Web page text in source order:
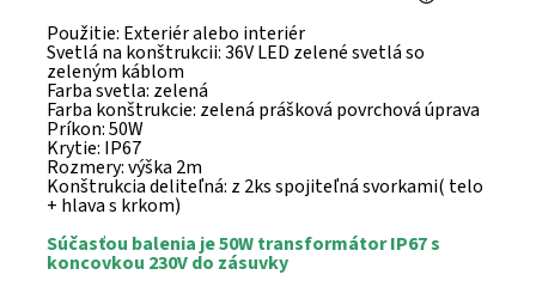
Použitie: Exteriér alebo interiér
Svetlá na konštrukcii: 36V LED zelené svetlá so
zeleným káblom
Farba svetla: zelená
Farba konštrukcie: zelená prášková povrchová úprava
Príkon: 50W
Krytie: IP67
Rozmery: výška 2m
Konštrukcia deliteľná: z 2ks spojiteľná svorkami( telo
+ hlava s krkom)
Súčasťou balenia je 50W transformátor IP67 s
koncovkou 230V do zásuvky